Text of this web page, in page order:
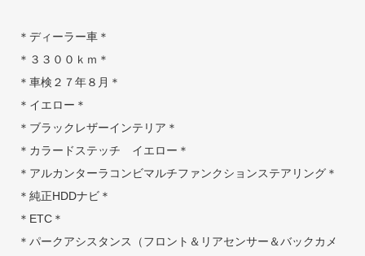
＊ディーラー車＊
＊３３００ｋｍ＊
＊車検２７年８月＊
＊イエロー＊
＊ブラックレザーインテリア＊
＊カラードステッチ イエロー＊
＊アルカンターラコンビマルチファンクションステアリング＊
＊純正HDDナビ＊
＊ETC＊
＊パークアシスタンス（フロント＆リアセンサー＆バックカメ